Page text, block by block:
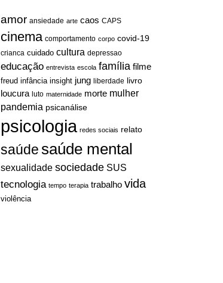
amor ansiedade arte caos CAPS
cinema comportamento corpo covid-19
crianca cuidado cultura depressao
educação entrevista escola família filme
freud infância insight jung liberdade livro
loucura luto maternidade morte mulher
pandemia psicanálise
psicologia redes sociais relato
saúdesaúde mental
sexualidade sociedade SUS
tecnologia tempo terapia trabalho vida
violência